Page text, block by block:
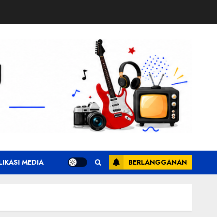
MEDIA BERLANGGANAN